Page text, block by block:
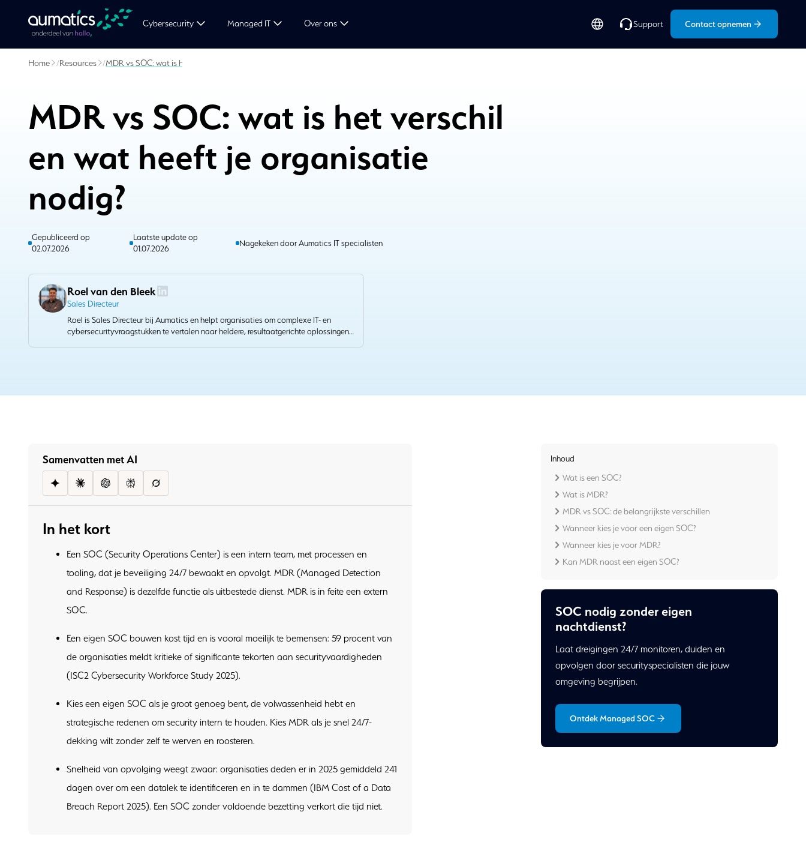
Cybersecurity Managed IT Over ons Support Contact opnemen
Home /Resources /MDR vs SOC: wat is het verschil en wat heeft je organisatie nodig?
MDR vs SOC: wat is het verschil
en wat heeft je organisatie
nodig?
Gepubliceerd op
02.07.2026
Laatste update op
01.07.2026
Nagekeken door Aumatics IT specialisten
Roel van den Bleek
Sales Directeur
Roel is Sales Directeur bij Aumatics en helpt organisaties om complexe IT- en
cybersecurityvraagstukken te vertalen naar heldere, resultaatgerichte oplossingen.
Samenvatten met AI
In het kort
Een SOC (Security Operations Center) is een intern team, met processen en
tooling, dat je beveiliging 24/7 bewaakt en opvolgt. MDR (Managed Detection
and Response) is dezelfde functie als uitbestede dienst. MDR is in feite een extern
SOC.
Een eigen SOC bouwen kost tijd en is vooral moeilijk te bemensen: 59 procent van
de organisaties meldt kritieke of significante tekorten aan securityvaardigheden
(ISC2 Cybersecurity Workforce Study 2025).
Kies een eigen SOC als je groot genoeg bent, de volwassenheid hebt en
strategische redenen om security intern te houden. Kies MDR als je snel 24/7-
dekking wilt zonder zelf te werven en roosteren.
Snelheid van opvolging weegt zwaar: organisaties deden er in 2025 gemiddeld 241
dagen over om een datalek te identificeren en in te dammen (IBM Cost of a Data
Breach Report 2025). Een SOC zonder voldoende bezetting verkort die tijd niet.
Inhoud
Wat is een SOC?
Wat is MDR?
MDR vs SOC: de belangrijkste verschillen
Wanneer kies je voor een eigen SOC?
Wanneer kies je voor MDR?
Kan MDR naast een eigen SOC?
SOC nodig zonder eigen
nachtdienst?
Laat dreigingen 24/7 monitoren, duiden en
opvolgen door securityspecialisten die jouw
omgeving begrijpen.
Ontdek Managed SOC